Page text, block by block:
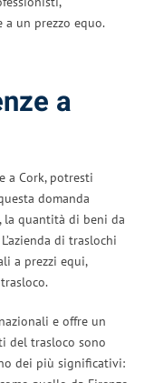
a un prezzo equo.
a
a Cork, potresti
domanda
la quantità di beni da
di traslochi
a prezzi equi,
e offre un
del trasloco sono
dei più significativi: